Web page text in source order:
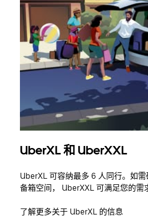
UberXL 和 UberXXL
UberXL 可容纳最多 6 人同行。如
备箱空间， UberXXL 可满足您的需
了解更多关于 UberXL 的信息